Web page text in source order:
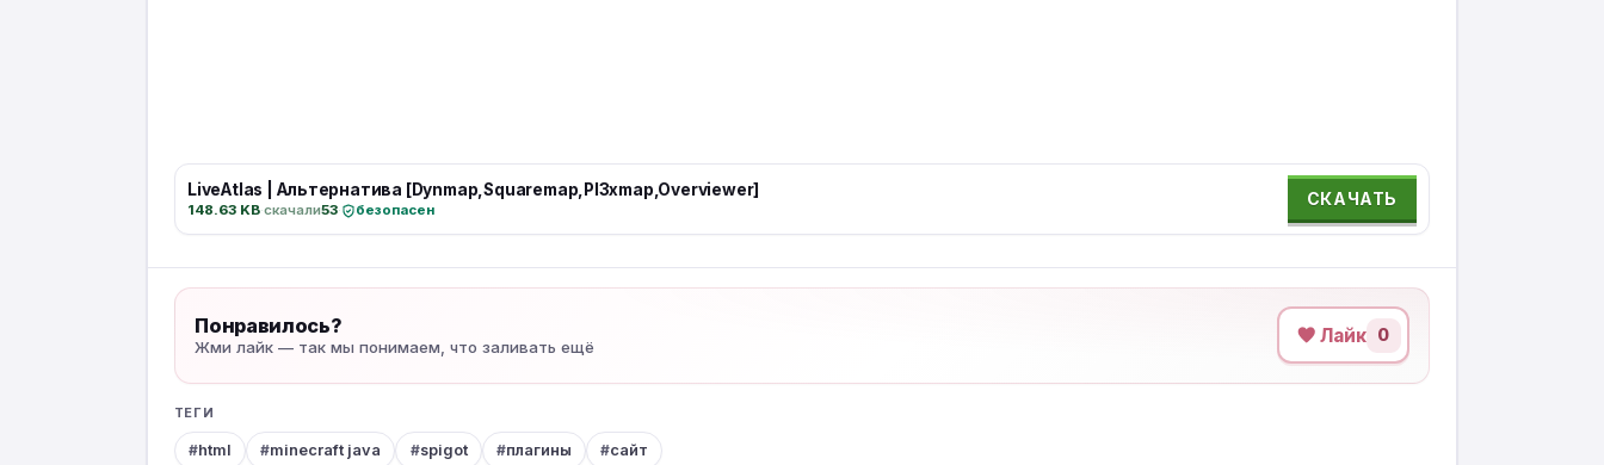
LiveAtlas | Альтернатива [Dynmap,Squaremap,Pl3xmap,Overviewer]
148.63 KB·скачали53· безопасен
СКАЧАТЬ
Понравилось?
Жми лайк — так мы понимаем, что заливать ещё Лайк 0
ТЕГИ
html minecraft java spigot плагины сайт